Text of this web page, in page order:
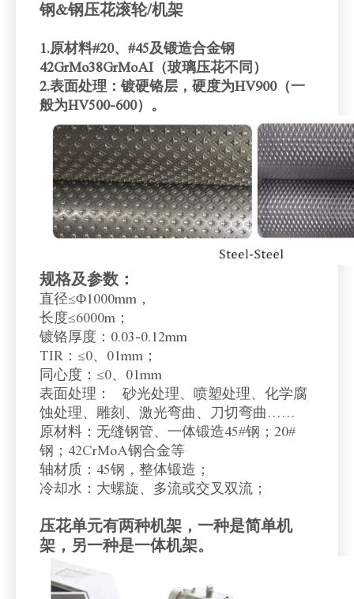
钢&钢压花滚轮/机架
1.原材料#20、#45及锻造合金钢
42GrMo38GrMoAI（玻璃压花不同）
2.表面处理：镀硬铬层，硬度为HV900（一
般为HV500-600）。
规格及参数：
直径≤Φ1000mm，
长度≤6000m；
镀铬厚度：0.03-0.12mm
TIR：≤0、01mm；
同心度：≤0、01mm
表面处理： 砂光处理、喷塑处理、化学腐
蚀处理、雕刻、激光弯曲、刀切弯曲……
原材料：无缝钢管、一体锻造45#钢；20#
钢；42CrMoA钢合金等
轴材质：45钢，整体锻造；
冷却水：大螺旋、多流或交叉双流；
压花单元有两种机架，一种是简单机
架，另一种是一体机架。